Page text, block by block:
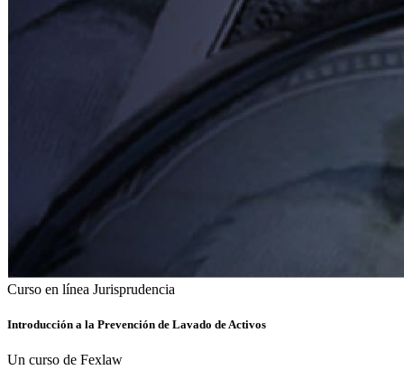
Curso en línea Jurisprudencia
Introducción a la Prevención de Lavado de Activos
Un curso de Fexlaw